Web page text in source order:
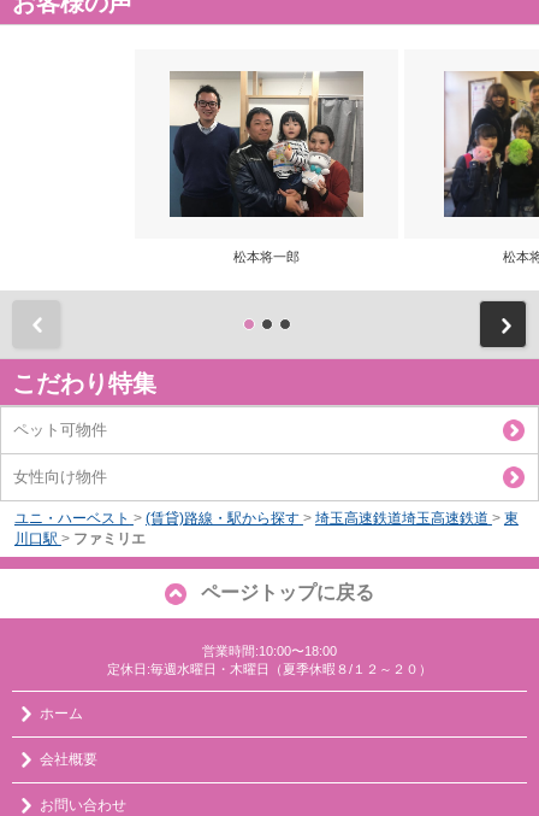
松本将一郎 松本
こだわり特集
ペット可物件
女性向け物件
ユニ・ハーベスト > (賃貸)路線・駅から探す > 埼玉高速鉄道埼玉高速鉄道 > 東
川口駅 > ファミリエ
ページトップに戻る
営業時間:10:00〜18:00
定休日:毎週水曜日・木曜日（夏季休暇８/１２～２０）
ホーム
会社概要
お問い合わせ